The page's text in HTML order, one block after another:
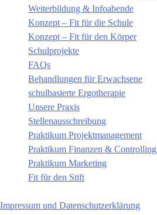
Weiterbildung & Infoabende
Konzept – Fit für die Schule
Konzept – Fit für den Körper
Schulprojekte
FAQs
Behandlungen für Erwachsene
schulbasierte Ergotherapie
Unsere Praxis
Stellenausschreibung
Praktikum Projektmanagement
Praktikum Finanzen & Controlling
Praktikum Marketing
Fit für den Stift
Impressum und Datenschutzerklärung